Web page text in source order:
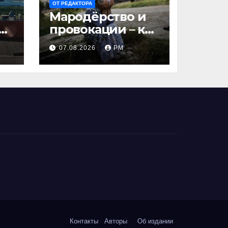
ОТ РЕДАКТОРА
Мародёрство и
провокации – как
инструменты
современной
политики
07.08.2026 РМ
Контакты Авторы Об издании